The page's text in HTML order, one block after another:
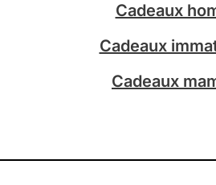
Cadeaux
Cadeaux
Cadeaux